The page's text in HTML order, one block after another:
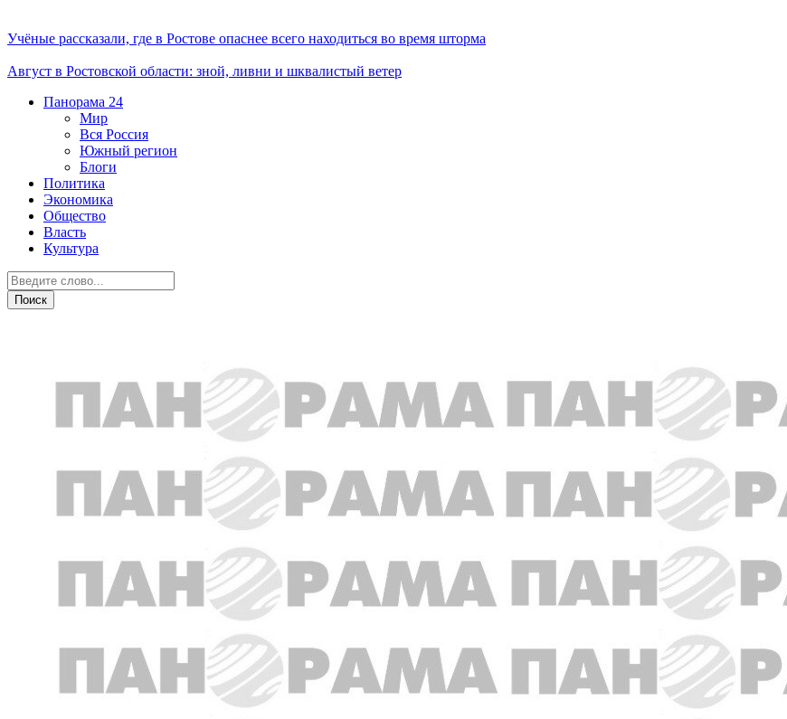
Учёные рассказали, где в Ростове опаснее всего находиться во время шторма
Август в Ростовской области: зной, ливни и шквалистый ветер
Панорама 24
Мир
Вся Россия
Южный регион
Блоги
Политика
Экономика
Общество
Власть
Культура